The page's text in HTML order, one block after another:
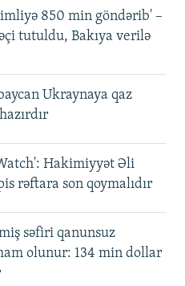
850 min göndərib' –
tutuldu, Bakıya verilə
Ukraynaya qaz
Hakimiyyət Əli
rəftara son qoymalıdır
səfiri qanunsuz
olunur: 134 min dollar